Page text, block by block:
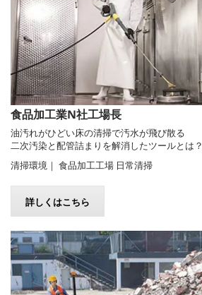
食品加工業N社工場長
油汚れがひどい床の清掃で汚水が飛び散る
二次汚染と配管詰まりを解消したツールとは？
清掃環境｜ 食品加工工場 日常清掃
詳しくはこちら